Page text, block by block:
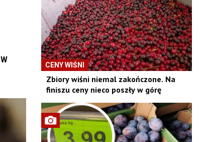
CENY WIŚNI
Zbiory wiśni niemal zakończone. Na
finiszu ceny nieco poszły w górę